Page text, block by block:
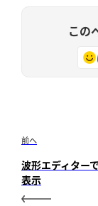
この
前へ
波形エディター
表示